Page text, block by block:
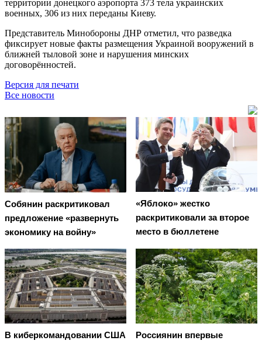
территории донецкого аэропорта 373 тела украинских
военных, 306 из них переданы Киеву.
Представитель Минобороны ДНР отметил, что разведка
фиксирует новые факты размещения Украиной вооружений в
ближней тыловой зоне и нарушения минских
договорённостей.
Версия для печати
Все новости
Собянин раскритиковал
предложение «развернуть
экономику на войну»
«Яблоко» жестко
раскритиковали за второе
место в бюллетене
В киберкомандовании США
Россиянин впервые